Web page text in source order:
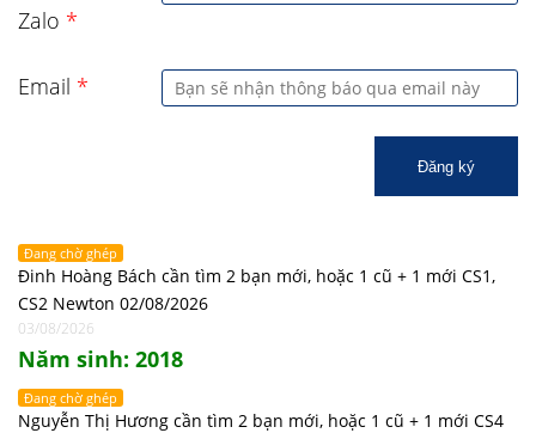
Zalo *
Email *
Đăng ký
Đang chờ ghép
Đinh Hoàng Bách cần tìm 2 bạn mới, hoặc 1 cũ + 1 mới CS1,
CS2 Newton 02/08/2026
03/08/2026
Năm sinh: 2018
Đang chờ ghép
Nguyễn Thị Hương cần tìm 2 bạn mới, hoặc 1 cũ + 1 mới CS4